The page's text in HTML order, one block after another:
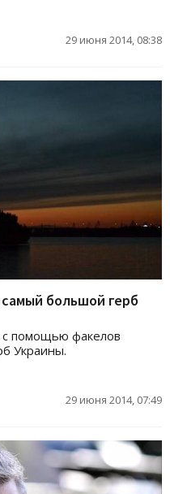
29 июня 2014, 08:38
большой герб
с помощью факелов
Украины.
29 июня 2014, 07:49